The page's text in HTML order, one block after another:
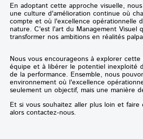
En adoptant cette approche visuelle,
une culture d'amélioration continue où
compte et où l'excellence opérationnelle
nature. C'est l'art du Management Visuel
transformer nos ambitions en réalités
Nous vous encourageons à explorer
équipe et à libérer le potentiel inexploité
de la performance. Ensemble, nous
environnement où l'excellence
seulement un objectif, mais une manière
Et si vous souhaitez aller plus loin et faire
alors contactez-nous.